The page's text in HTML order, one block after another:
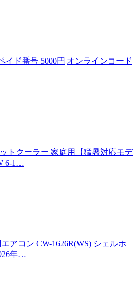
イド番号 5000円|オンラインコード
トクーラー 家庭用【猛暑対応モデ
6-1…
アコン CW-1626R(WS) シェルホ
年…